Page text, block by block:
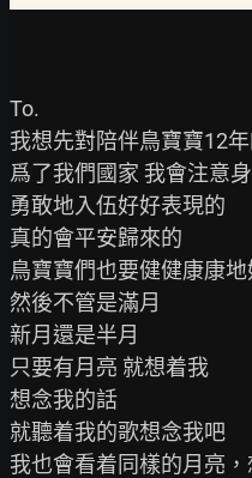
To.
我想先對陪伴鳥寶寶12
爲了我們國家 我會注意
勇敢地入伍好好表現的
真的會平安歸來的
鳥寶寶們也要健健康康
然後不管是滿月
新月還是半月
只要有月亮 就想着我
想念我的話
就聽着我的歌想念我吧
我也會看着同樣的月亮，